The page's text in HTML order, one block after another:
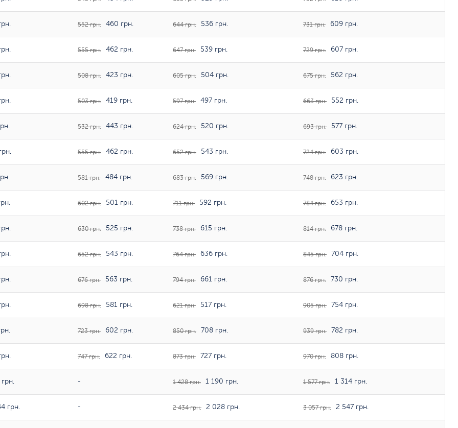
552 грн. 460 грн. 644 грн. 536 грн. 731 грн. 609 грн.
555 грн. 462 грн. 647 грн. 539 грн. 729 грн. 607 грн.
508 грн. 423 грн. 605 грн. 504 грн. 675 грн. 562 грн.
503 грн. 419 грн. 597 грн. 497 грн. 663 грн. 552 грн.
532 грн. 443 грн. 624 грн. 520 грн. 693 грн. 577 грн.
555 грн. 462 грн. 652 грн. 543 грн. 724 грн. 603 грн.
581 грн. 484 грн. 683 грн. 569 грн. 748 грн. 623 грн.
602 грн. 501 грн. 711 грн. 592 грн. 784 грн. 653 грн.
630 грн. 525 грн. 738 грн. 615 грн. 814 грн. 678 грн.
652 грн. 543 грн. 764 грн. 636 грн. 845 грн. 704 грн.
676 грн. 563 грн. 794 грн. 661 грн. 876 грн. 730 грн.
698 грн. 581 грн. 621 грн. 517 грн. 905 грн. 754 грн.
723 грн. 602 грн. 850 грн. 708 грн. 939 грн. 782 грн.
747 грн. 622 грн. 873 грн. 727 грн. 970 грн. 808 грн.
- 1 428 грн. 1 190 грн. 1 577 грн. 1 314 грн.
грн. - 2 434 грн. 2 028 грн. 3 057 грн. 2 547 грн.